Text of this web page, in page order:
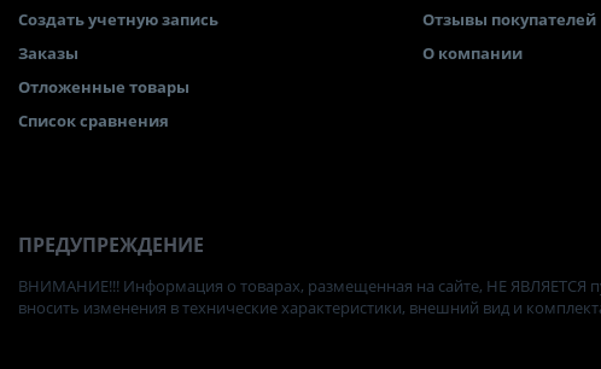
Создать учетную запись
Заказы
Отложенные товары
Список сравнения
Отзывы покупателей
О компании
ПРЕДУПРЕЖДЕНИЕ
ВНИМАНИЕ!!! Информация о товарах, размещенная на сайте, НЕ ЯВЛЯЕТСЯ
вносить изменения в технические характеристики, внешний вид и